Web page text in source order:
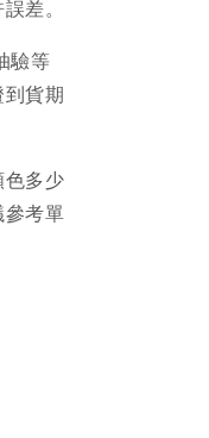
差。
驗等
貨期
色多少
參考單